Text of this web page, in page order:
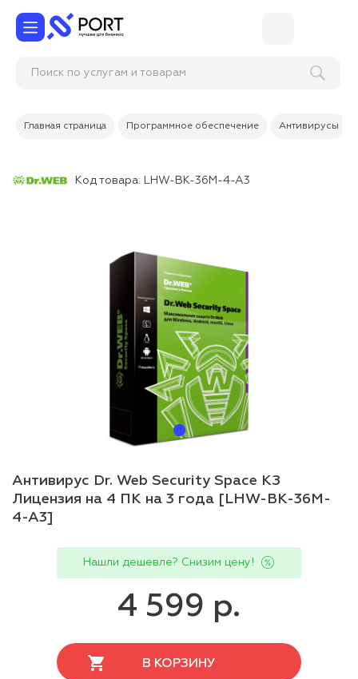
Поиск по услугам и товарам
Главная страница Программное обеспечение Антивирусы
Код товара: LHW-BK-36M-4-A3
Антивирус Dr. Web Security Space КЗ
Лицензия на 4 ПК на 3 года [LHW-BK-36M-
4-A3]
Нашли дешевле? Снизим цену!
4 599 р.
В КОРЗИНУ